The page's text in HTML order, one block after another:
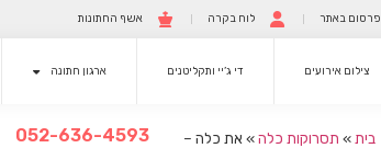
פרסום באתר לוח בקרה אשף החתונות
צילום אירועים די ג’יי ותקליטנים ארגון חתונה
בית » תסרוקות כלה» את כלה –
​052-636-4593